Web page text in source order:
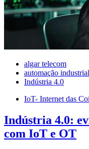
algar telecom
automação industrial
Indústria 4.0
IoT- Internet das
Indústria 4.0:
com IoT e OT